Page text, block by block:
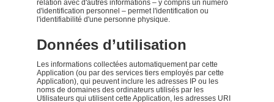
relation avec d'autres informations – y compris un numéro
d'identification personnel – permet l'identification ou
l'identifiabilité d'une personne physique.
Données d’utilisation
Les informations collectées automatiquement par cette
Application (ou par des services tiers employés par cette
Application), qui peuvent inclure les adresses IP ou les
noms de domaines des ordinateurs utilisés par les
Utilisateurs qui utilisent cette Application, les adresses URI